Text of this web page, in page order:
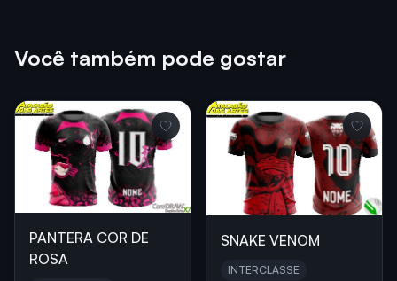
Você também pode gostar
PANTERA COR DE
ROSA
SNAKE VENOM
INTERCLASSE